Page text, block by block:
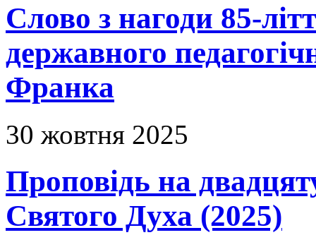
Слово з нагоди 85-
державного
Франка
30 жовтня 2025
Проповідь на
Святого Духа (2025)